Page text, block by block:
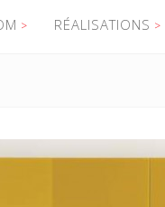
RÉALISATIONS